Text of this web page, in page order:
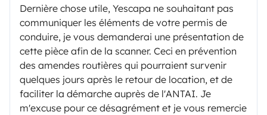
Dernière chose utile, Yescapa ne souhaitant pas
communiquer les éléments de votre permis de
conduire, je vous demanderai une présentation de
cette pièce afin de la scanner. Ceci en prévention
des amendes routières qui pourraient survenir
quelques jours après le retour de location, et de
faciliter la démarche auprès de l'ANTAI. Je
m'excuse pour ce désagrément et je vous remercie